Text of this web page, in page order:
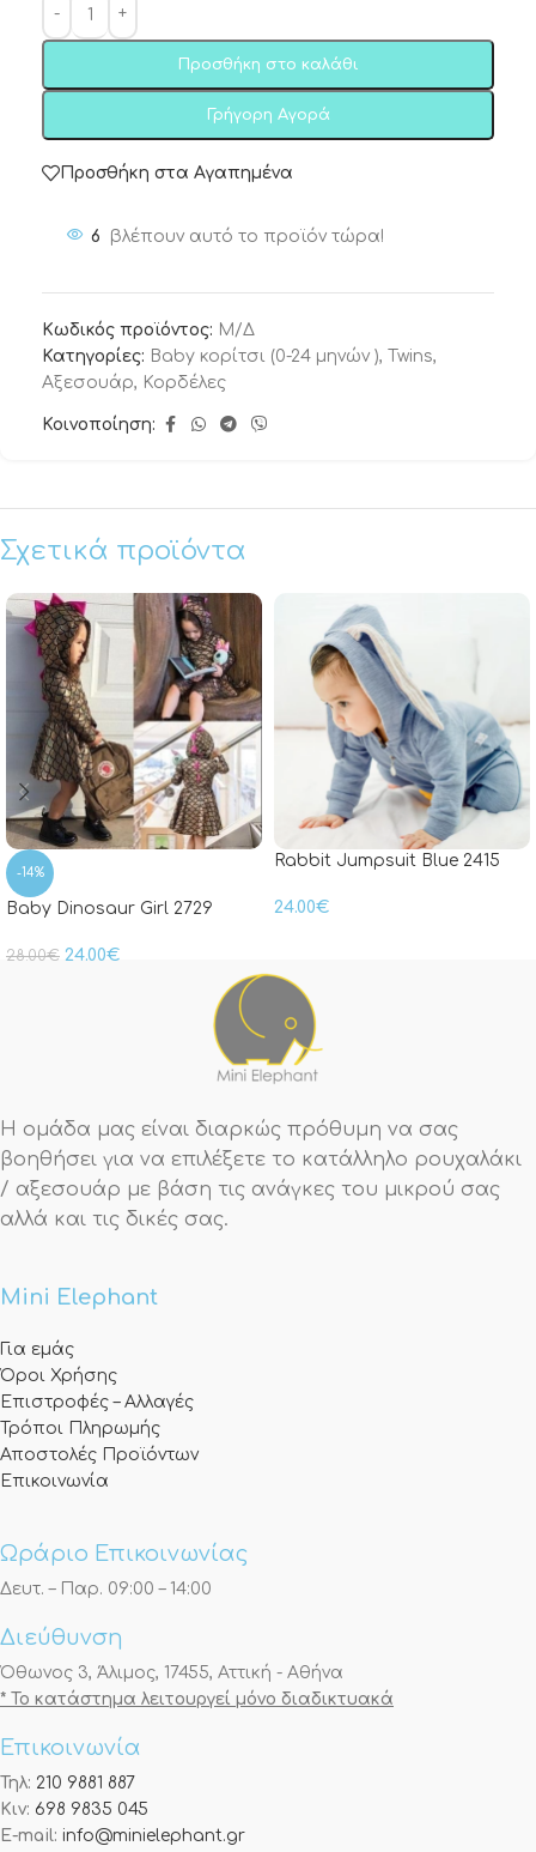
Προσθήκη στο καλάθι
Γρήγορη Αγορά
Προσθήκη στα Αγαπημένα
6 βλέπουν αυτό το προϊόν τώρα!
Κωδικός προϊόντος: Μ/Δ
Κατηγορίες: Baby κορίτσι (0-24 μηνών ), Twins,
Αξεσουάρ, Κορδέλες
Κοινοποίηση:
Σχετικά προϊόντα
-14%
Baby Dinosaur Girl 2729
28.00€ 24.00€
Rabbit Jumpsuit Blue 2415
24.00€
Η ομάδα μας είναι διαρκώς πρόθυμη να σας
βοηθήσει για να επιλέξετε το κατάλληλο ρουχαλάκι
/ αξεσουάρ με βάση τις ανάγκες του μικρού σας
αλλά και τις δικές σας.
Mini Elephant
Για εμάς
Όροι Χρήσης
Επιστροφές – Αλλαγές
Τρόποι Πληρωμής
Αποστολές Προϊόντων
Επικοινωνία
Ωράριο Επικοινωνίας
Δευτ. – Παρ. 09:00 – 14:00
Διεύθυνση
Όθωνος 3, Άλιμος, 17455, Αττική - Αθήνα
* Το κατάστημα λειτουργεί μόνο διαδικτυακά
Επικοινωνία
Τηλ: 210 9881 887
Κιν: 698 9835 045
E-mail: info@minielephant.gr